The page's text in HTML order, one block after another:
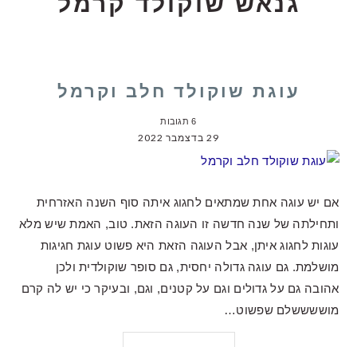
עוגת שוקולד חלב וקרמל
6 תגובות
29 בדצמבר 2022
אם יש עוגה אחת שמתאים לחגוג איתה סוף השנה האזרחית
ותחילתה של שנה חדשה זו העוגה הזאת. טוב, האמת שיש מלא
עוגות לחגוג איתן, אבל העוגה הזאת היא פשוט עוגת חגיגות
מושלמת. גם עוגה גדולה יחסית, גם סופר שוקולדית ולכן
אהובה גם על גדולים וגם על קטנים, וגם, ובעיקר כי יש לה קרם
מוששששלם שפשוט…